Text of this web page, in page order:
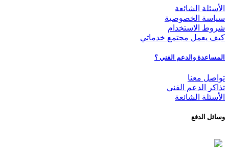
الأسئلة الشائعة
سياسة الخصوصية
شروط الاستخدام
كيف يعمل مجتمع خدماتي
المساعدة والدعم الفني ؟
تواصل معنا
تذاكر الدعم الفني
الأسئلة الشائعة
وسائل الدفع